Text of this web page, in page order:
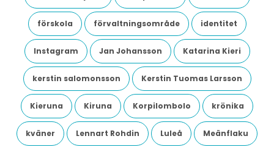
förskola förvaltningsområde identitet
Instagram Jan Johansson Katarina Kieri
kerstin salomonsson Kerstin Tuomas Larsson
Kieruna Kiruna Korpilombolo krönika
kväner Lennart Rohdin Luleå Meänflaku